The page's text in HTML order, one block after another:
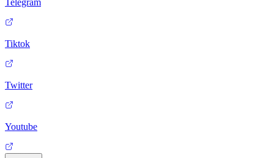
Telegram
Tiktok
Twitter
Youtube